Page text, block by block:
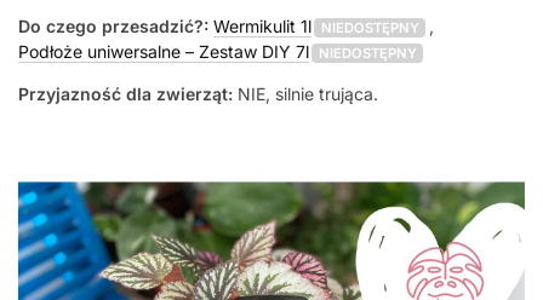
Do czego przesadzić?: Wermikulit 1l NIEDOSTĘPNY
,
Podłoże uniwersalne – Zestaw DIY 7l
NIEDOSTĘPNY
Przyjazność dla zwierząt: NIE, silnie trująca.